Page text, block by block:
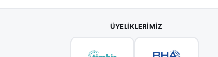
ÜYELIKLERIMIZ